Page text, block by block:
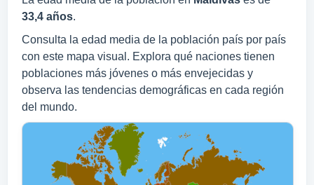
33,4 años.
Consulta la edad media de la población país por país
con este mapa visual. Explora qué naciones tienen
poblaciones más jóvenes o más envejecidas y
observa las tendencias demográficas en cada región
del mundo.